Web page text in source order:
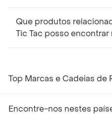
Que produtos
Tic Tac posso encontrar
Top Marcas e Cadeias de
Encontre-nos nestes